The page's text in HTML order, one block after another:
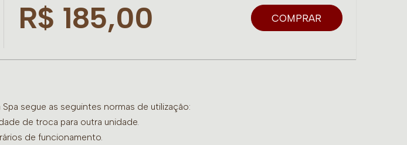
R$ 185,00 COMPRAR
segue as seguintes normas de utilização:
de troca para outra unidade.
de funcionamento.